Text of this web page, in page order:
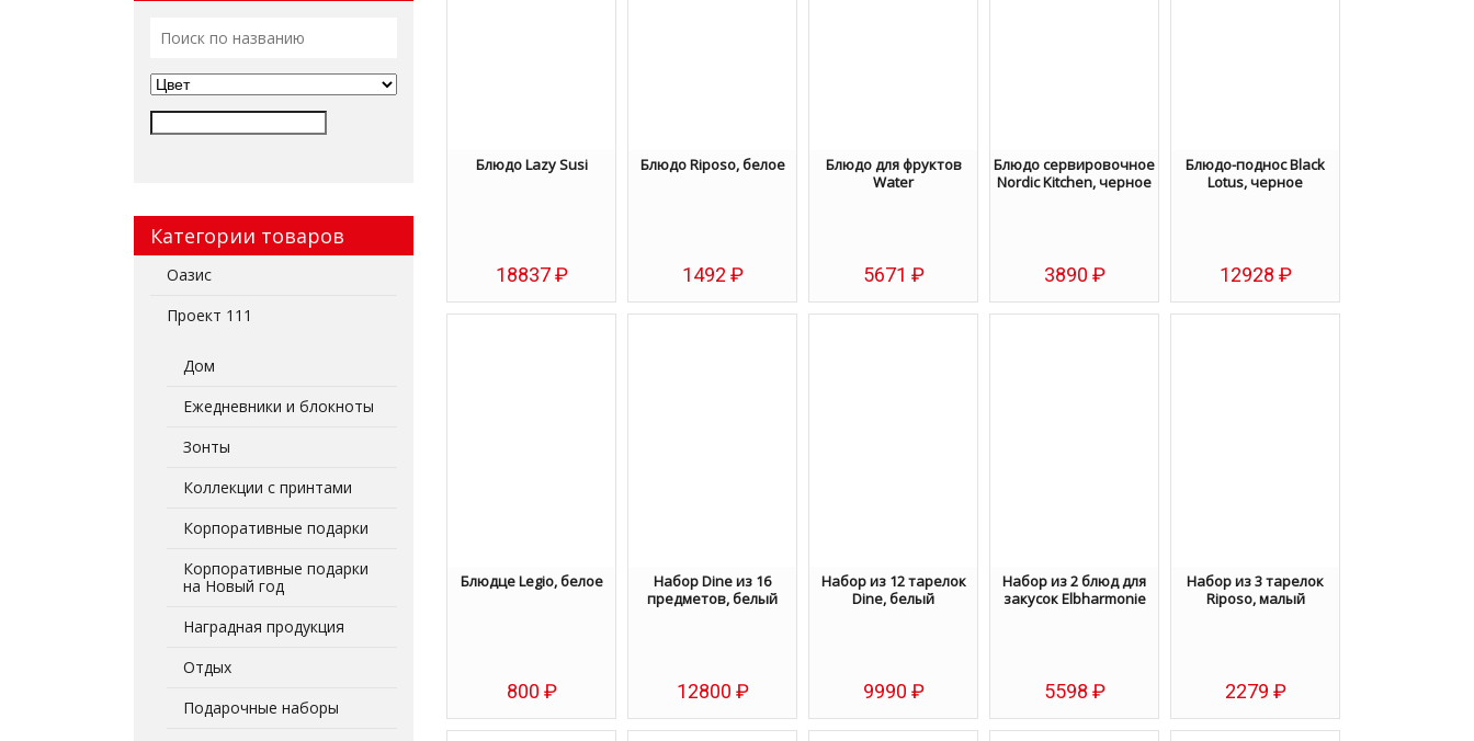
Категории товаров
Оазис
Проект 111
Дом
Ежедневники и блокноты
Зонты
Коллекции с принтами
Корпоративные подарки
Корпоративные подарки
на Новый год
Наградная продукция
Отдых
Подарочные наборы
Блюдо Lazy Susi
18837₽
Блюдо Riposo, белое
1492 ₽
Блюдо для фруктов
Water
5671 ₽
Блюдо сервировочное
Nordic Kitchen, черное
3890 ₽
Блюдо-поднос Black
Lotus, черное
12928 ₽
Блюдце Legio, белое
800 ₽
Набор Dine из 16
предметов, белый
12800 ₽
Набор из 12 тарелок
Dine, белый
9990 ₽
Набор из 2 блюд для
закусок Elbharmonie
5598 ₽
Набор из 3 тарелок
Riposo, малый
2279 ₽